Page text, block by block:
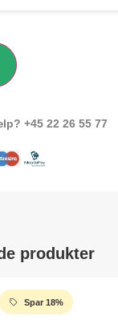
+45 22 26 55 77
produkter
Spar 18%